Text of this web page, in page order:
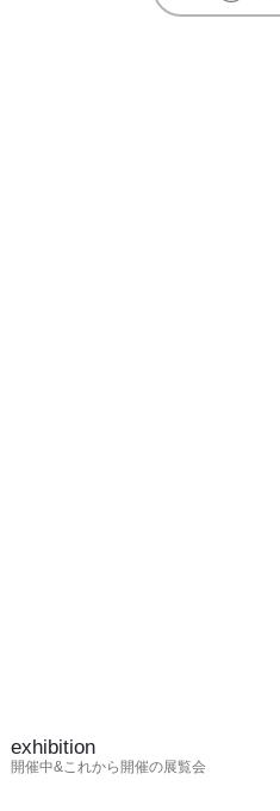
exhibition
開催中&これから開催の展覧会